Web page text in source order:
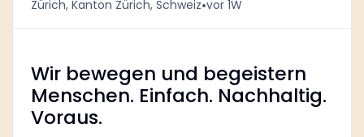
Zürich, Kanton Zürich, Schweiz•vor 1W
Wir bewegen und begeistern
Menschen. Einfach. Nachhaltig.
Voraus.